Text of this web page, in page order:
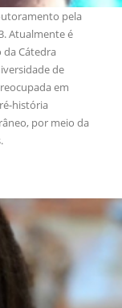
pela
Atualmente é
da Cátedra
de
em
história
por meio da